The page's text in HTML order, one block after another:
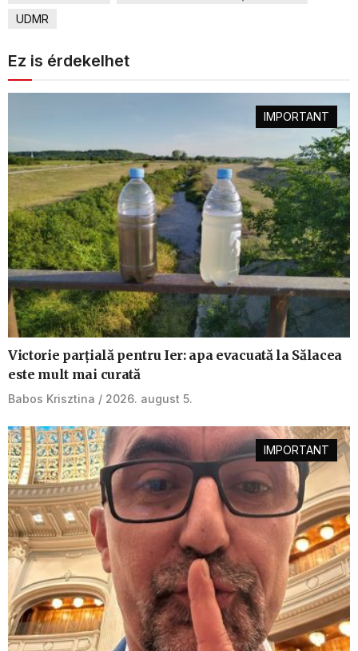
UDMR
Ez is érdekelhet
IMPORTANT
Victorie parțială pentru Ier: apa evacuată la Sălacea
este mult mai curată
Babos Krisztina 2026. august 5.
IMPORTANT